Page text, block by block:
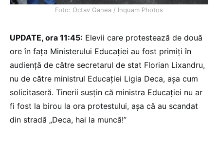
Foto: Octav Ganea / Inquam Photos
UPDATE, ora 11:45: Elevii care protestează de două
ore în fața Ministerului Educației au fost primiți în
audiență de către secretarul de stat Florian Lixandru,
nu de către ministrul Educației Ligia Deca, așa cum
solicitaseră. Tinerii susțin că ministra Educației nu ar
fi fost la birou la ora protestului, așa că au scandat
din stradă „Deca, hai la muncă!”